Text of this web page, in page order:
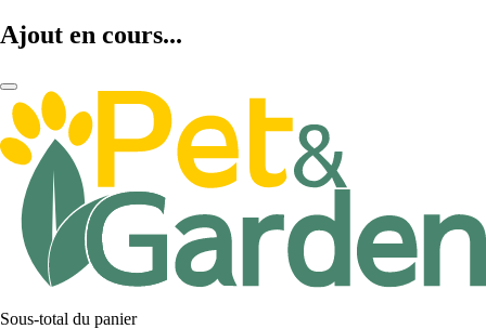
Ajout en cours...
Sous-total du panier